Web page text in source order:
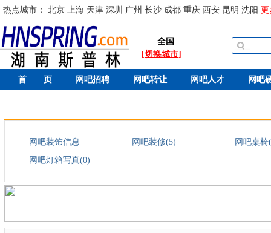
热点城市： 北京 上海 天津 深圳 广州 长沙 成都 重庆 西安 昆明 沈阳 更
全国
[切换城市]
首 页 网吧招聘 网吧转让 网吧人才 网吧
网吧装饰信息 网吧装修(5)
网吧桌椅
网吧灯箱写真(0)